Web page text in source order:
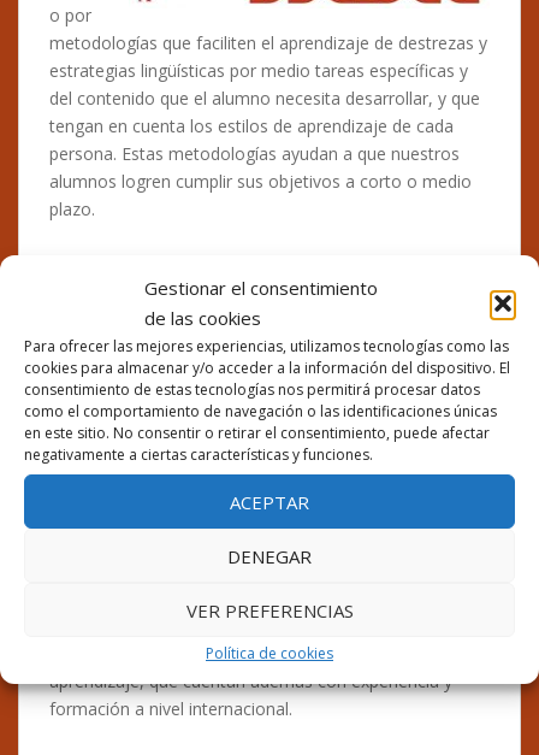
Gestionar el consentimiento
de las cookies
Para ofrecer las mejores experiencias, utilizamos tecnologías como las
cookies para almacenar y/o acceder a la información del dispositivo. El
consentimiento de estas tecnologías nos permitirá procesar datos
como el comportamiento de navegación o las identificaciones únicas
en este sitio. No consentir o retirar el consentimiento, puede afectar
negativamente a ciertas características y funciones.
ACEPTAR
DENEGAR
VER PREFERENCIAS
Política de cookies
o por
metodologías que faciliten el aprendizaje de destrezas y
estrategias lingüísticas por medio tareas específicas y
del contenido que el alumno necesita desarrollar, y que
tengan en cuenta los estilos de aprendizaje de cada
persona. Estas metodologías ayudan a que nuestros
alumnos logren cumplir sus objetivos a corto o medio
plazo.
Nuestros profesores
La clave
para el
éxito de
nuestros
s, profesionales altamente cualificados y
comprometidos con el proceso de enseñanza-
aprendizaje, que cuentan además con experiencia y
formación a nivel internacional.